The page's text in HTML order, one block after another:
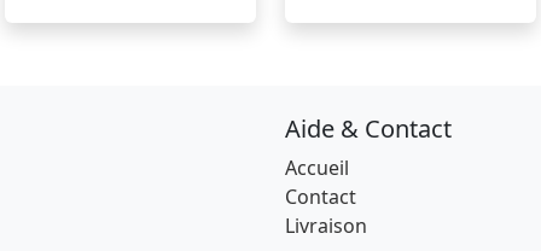
Aide & Contact
Accueil
Contact
Livraison